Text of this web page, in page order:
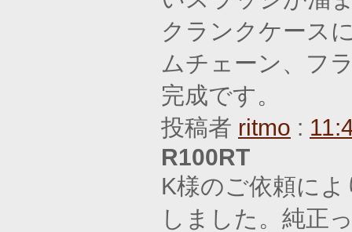
クランクケース
ムチェーン、フ
完成です。
投稿者 ritmo :
R100RT
K様のご依頼に
しました。純正